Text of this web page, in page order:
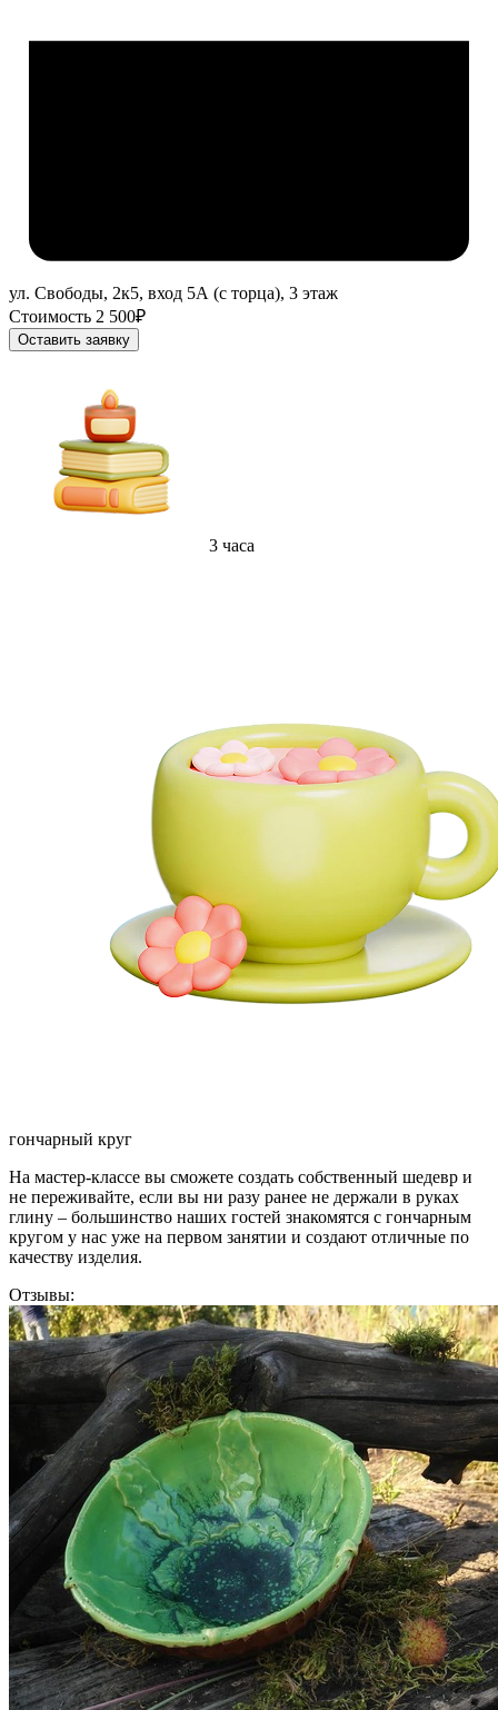
ул. Свободы, 2к5, вход 5А (с торца), 3 этаж
Стоимость 2 500₽
Оставить заявку
3 часа
гончарный круг
На мастер-классе вы сможете создать собственный шедевр и
не переживайте, если вы ни разу ранее не держали в руках
глину – большинство наших гостей знакомятся с гончарным
кругом у нас уже на первом занятии и создают отличные по
качеству изделия.
Отзывы: